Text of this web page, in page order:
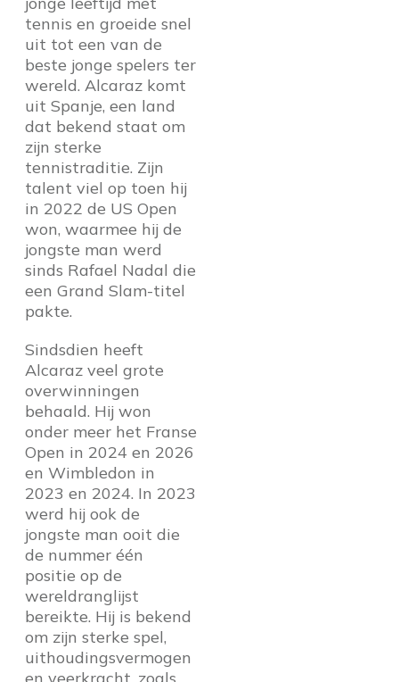
tennis en groeide snel
uit tot een van de
beste jonge spelers ter
wereld. Alcaraz komt
uit Spanje, een land
dat bekend staat om
zijn sterke
tennistraditie. Zijn
talent viel op toen hij
in 2022 de US Open
won, waarmee hij de
jongste man werd
sinds Rafael Nadal die
een Grand Slam-titel
pakte.
Sindsdien heeft
Alcaraz veel grote
overwinningen
behaald. Hij won
onder meer het Franse
Open in 2024 en 2026
en Wimbledon in
2023 en 2024. In 2023
werd hij ook de
jongste man ooit die
de nummer één
positie op de
wereldranglijst
bereikte. Hij is bekend
om zijn sterke spel,
uithoudingsvermogen